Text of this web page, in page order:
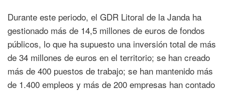
Durante este periodo, el GDR Litoral de la Janda ha
gestionado más de 14,5 millones de euros de fondos
públicos, lo que ha supuesto una inversión total de más
de 34 millones de euros en el territorio; se han creado
más de 400 puestos de trabajo; se han mantenido más
de 1.400 empleos y más de 200 empresas han contado